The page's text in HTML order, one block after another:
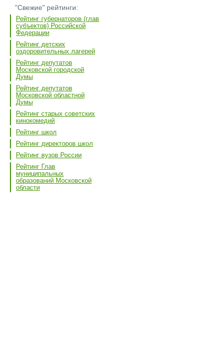
"Свежие" рейтинги:
Рейтинг губернаторов (глав
субъектов) Российской
Федерации
Рейтинг детских
оздоровительных лагерей
Рейтинг депутатов
Московской городской
Думы
Рейтинг депутатов
Московской областной
Думы
Рейтинг старых советских
кинокомедий
Рейтинг школ
Рейтинг директоров школ
Рейтинг вузов России
Рейтинг Глав
муниципальных
образований Московской
области